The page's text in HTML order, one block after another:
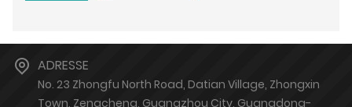
ADRESSE
No. 23 Zhongfu North Road, Datian Village, Zhongxin
Town, Zengcheng, Guangzhou City, Guangdong-